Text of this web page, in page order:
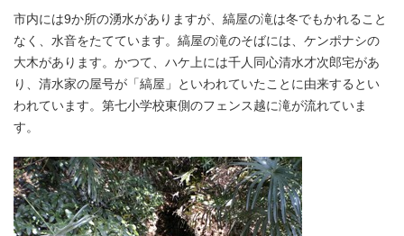
市内には9か所の湧水がありますが、縞屋の滝は冬でもかれること
なく、水音をたてています。縞屋の滝のそばには、ケンポナシの
大木があります。かつて、ハケ上には千人同心清水才次郎宅があ
り、清水家の屋号が「縞屋」といわれていたことに由来するとい
われています。第七小学校東側のフェンス越に滝が流れていま
す。